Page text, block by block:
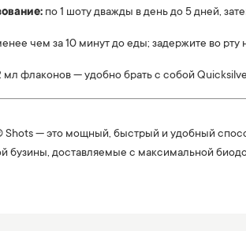
по 1 шоту дважды в день до 5 дней,
чем за 10 минут до еды; задержите во
мл флаконов — удобно брать с собой
Shots — это мощный, быстрый и удобный
бузины, доставляемые с максимальной